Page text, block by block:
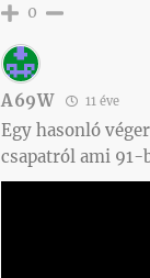
0
A69W 11 éve
Egy hasonló
csapatról ami 91-